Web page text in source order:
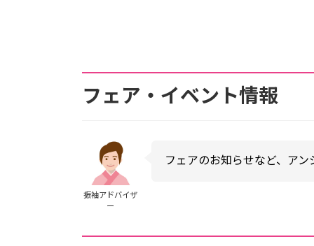
フェア・イベント情報
振袖アドバイザ
ー
フェアのお知らせなど、アン